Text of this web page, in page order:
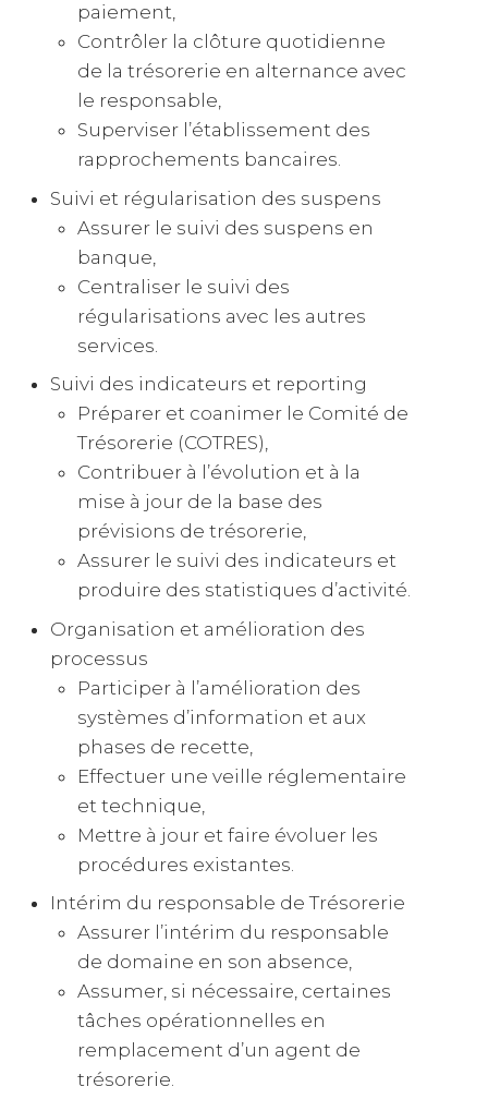
paiement,
Contrôler la clôture quotidienne
de la trésorerie en alternance avec
le responsable,
Superviser l’établissement des
rapprochements bancaires.
Suivi et régularisation des suspens
Assurer le suivi des suspens en
banque,
Centraliser le suivi des
régularisations avec les autres
services.
Suivi des indicateurs et reporting
Préparer et coanimer le Comité de
Trésorerie (COTRES),
Contribuer à l’évolution et à la
mise à jour de la base des
prévisions de trésorerie,
Assurer le suivi des indicateurs et
produire des statistiques d’activité.
Organisation et amélioration des
processus
Participer à l’amélioration des
systèmes d’information et aux
phases de recette,
Effectuer une veille réglementaire
et technique,
Mettre à jour et faire évoluer les
procédures existantes.
Intérim du responsable de Trésorerie
Assurer l’intérim du responsable
de domaine en son absence,
Assumer, si nécessaire, certaines
tâches opérationnelles en
remplacement d’un agent de
trésorerie.